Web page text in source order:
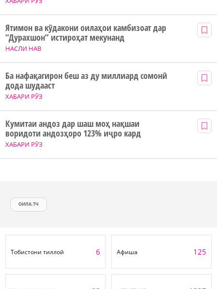
НАСЛИ НАВ
Ятимон ва кӯдакони оилаҳои камбизоат дар
“Дурахшон” истироҳат мекунанд
ХАБАРИ РӮЗ
Ба нафақагирон беш аз ду миллиард сомонӣ
дода шудааст
ХАБАРИ РӮЗ
Кумитаи андоз дар шаш моҳ нақшаи
воридоти андозҳоро 123% иҷро кард
ОИЛА.ТЧ
Тобистони тиллоӣ 6 Афиша 125